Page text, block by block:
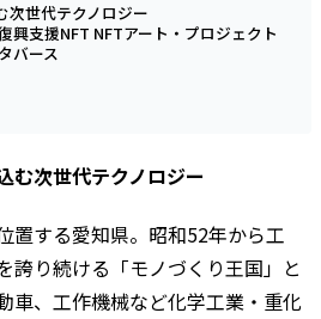
次世代テクノロジー
興支援NFT NFTアート・プロジェクト
バース
む次世代テクノロジー
置する愛知県。昭和52年から工
誇り続ける「モノづくり王国」と
車、工作機械など化学工業・重化